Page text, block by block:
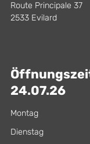
Route Principale 37
2533 Evilard
24.07.26
Montag
Dienstag